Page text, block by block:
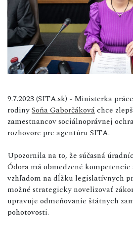
9.7.2023 (SITA.sk) - Ministerka
rodinySoňa Gaborčákováchce
zamestnancov sociálnoprávnej
rozhovore pre agentúru SITA.
Upozornila na to, že súčasná
Ódora má obmedzené kompetencie
vzhľadom na dĺžku legislatívnych
možné strategicky novelizovať
upravuje odmeňovanie štátnych
pohotovosti.